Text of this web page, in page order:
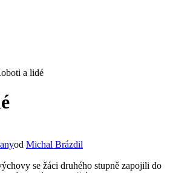
a lidé
od Michal Brázdil
se žáci druhého stupně zapojili do